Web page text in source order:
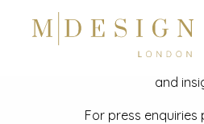
News
Latest mdesign development
and
For press